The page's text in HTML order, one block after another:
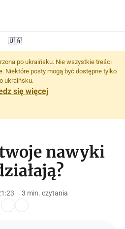
🇺🇦
po ukraińsku. Nie wszystkie treści
Niektóre posty mogą być dostępne tylko
ukraińsku.
się więcej
nawyki
3 min. czytania